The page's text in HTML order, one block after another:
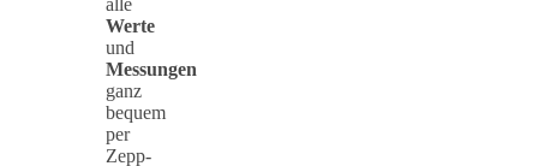
Werte
und
Messungen
ganz
bequem
per
Zepp-